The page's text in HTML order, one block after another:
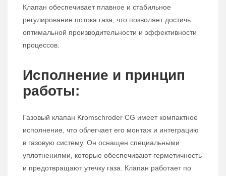
Клапан обеспечивает плавное и стабильное
регулирование потока газа, что позволяет достичь
оптимальной производительности и эффективности
процессов.
Исполнение и принцип
работы:
Газовый клапан Kromschroder CG имеет компактное
исполнение, что облегчает его монтаж и интеграцию
в газовую систему. Он оснащен специальными
уплотнениями, которые обеспечивают герметичность
и предотвращают утечку газа. Клапан работает по